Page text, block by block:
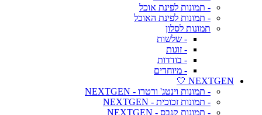
- תמונות לפינת אוכל
- תמונות לפינת האוכל
תמונות לסלון
- שלשות
- זוגות
- בודדות
- מיוחדים
NEXTGEN 🤍
- תמונות וינטג' ורטרו - NEXTGEN
- תמונות זכוכית - NEXTGEN
- תמונות קנבס - NEXTGEN